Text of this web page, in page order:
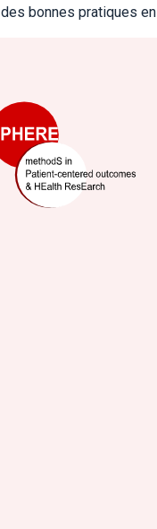
des bonnes pratiques